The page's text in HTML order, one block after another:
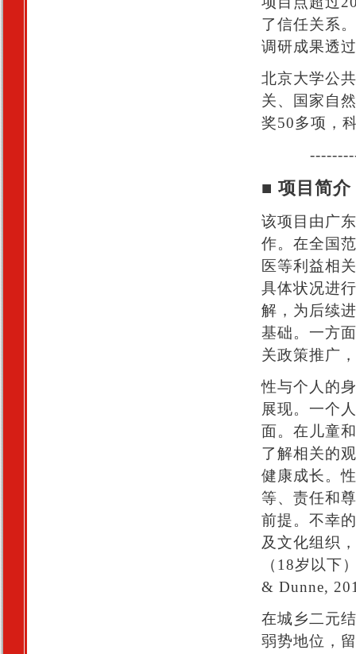
了信任关系
调研成果透
北京大学公
关、国家自
奖50多项，
■ 项目简介
该项目由广
作。在全国
医等利益相
具体状况进
解，为后续
基础。一方
关政策推广
性与个人的
展现。一个
面。在儿童
了解相关的
健康成长。
等、责任和
前提。不幸
及文化组织
（18岁以下
& Dunne,
在城乡二元
弱势地位，